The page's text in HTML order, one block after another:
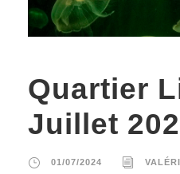
Quartier
Juillet
01/07/2024